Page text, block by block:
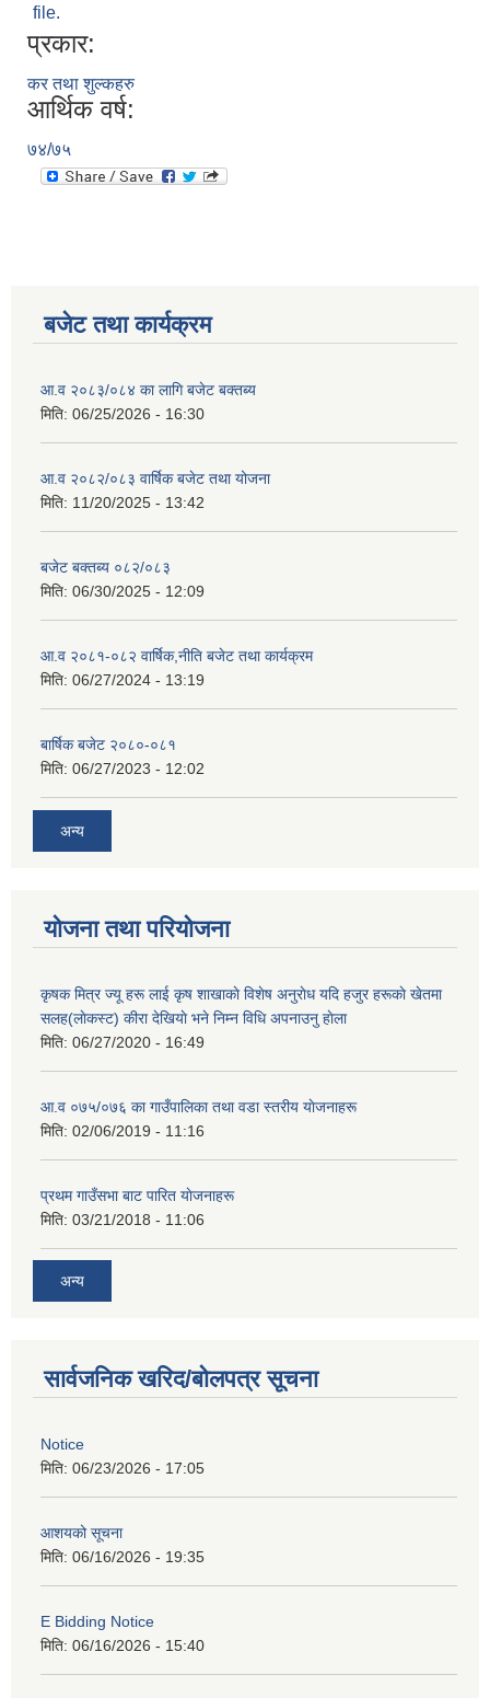
file.
प्रकार:
कर तथा शुल्कहरु
आर्थिक वर्ष:
७४/७५
बजेट तथा कार्यक्रम
आ.व २०८३/०८४ का लागि बजेट बक्तब्य
मिति: 06/25/2026 - 16:30
आ.व २०८२/०८३ वार्षिक बजेट तथा योजना
मिति: 11/20/2025 - 13:42
बजेट बक्तब्य ०८२/०८३
मिति: 06/30/2025 - 12:09
आ.व २०८१-०८२ वार्षिक,नीति बजेट तथा कार्यक्रम
मिति: 06/27/2024 - 13:19
बार्षिक बजेट २०८०-०८१
मिति: 06/27/2023 - 12:02
अन्य
योजना तथा परियोजना
कृषक मित्र ज्यू हरू लाई कृष शाखाकाे विशेष अनुराेध यदि हजुर हरूकाे खेतमा
सलह(लाेकस्ट) कीरा देखियाे भने निम्न विधि अपनाउनु हाेला
मिति: 06/27/2020 - 16:49
आ‍.व ०७५/०७६ का गाउँपालिका तथा वडा स्तरीय याेजनाहरू
मिति: 02/06/2019 - 11:16
प्रथम गाउँसभा बाट पारित याेजनाहरू
मिति: 03/21/2018 - 11:06
अन्य
सार्वजनिक खरिद/बोलपत्र सूचना
Notice
मिति: 06/23/2026 - 17:05
आशयको सूचना
मिति: 06/16/2026 - 19:35
E Bidding Notice
मिति: 06/16/2026 - 15:40